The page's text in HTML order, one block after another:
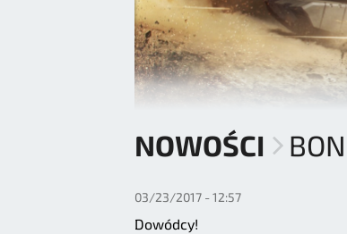
NOWOŚCI
03/23/2017 - 12:57
Dowódcy!